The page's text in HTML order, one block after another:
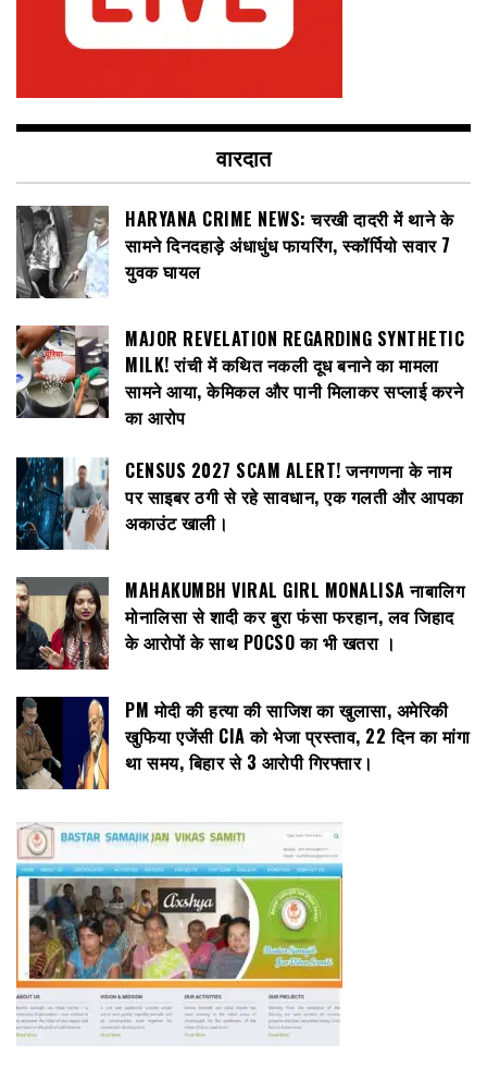
वारदात
HARYANA CRIME NEWS: चरखी दादरी में थाने के
सामने दिनदहाड़े अंधाधुंध फायरिंग, स्कॉर्पियो सवार 7
युवक घायल
MAJOR REVELATION REGARDING SYNTHETIC
MILK! रांची में कथित नकली दूध बनाने का मामला
सामने आया, केमिकल और पानी मिलाकर सप्लाई करने
का आरोप
CENSUS 2027 SCAM ALERT! जनगणना के नाम
पर साइबर ठगी से रहे सावधान, एक गलती और आपका
अकाउंट खाली।
MAHAKUMBH VIRAL GIRL MONALISA नाबालिग
मोनालिसा से शादी कर बुरा फंसा फरहान, लव जिहाद
के आरोपों के साथ POCSO का भी खतरा ।
PM मोदी की हत्या की साजिश का खुलासा, अमेरिकी
खुफिया एजेंसी CIA को भेजा प्रस्ताव, 22 दिन का मांगा
था समय, बिहार से 3 आरोपी गिरफ्तार।